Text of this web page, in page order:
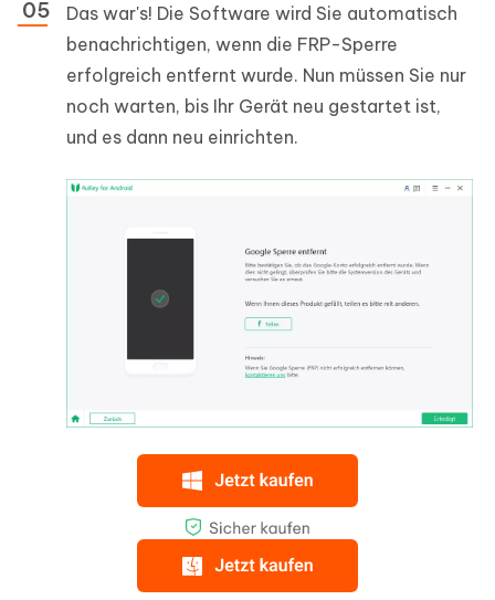
Das war's! Die Software wird Sie automatisch
benachrichtigen, wenn die FRP-Sperre
erfolgreich entfernt wurde. Nun müssen Sie nur
noch warten, bis Ihr Gerät neu gestartet ist,
und es dann neu einrichten.